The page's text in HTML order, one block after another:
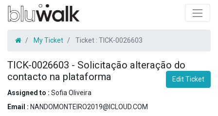
My Ticket Ticket : TICK-0026603
TICK-0026603 - Solicitação alteração do
contacto na plataforma
Edit Ticket
Assigned to : Sofia Oliveira
Email : NANDOMONTEIRO2019@ICLOUD.COM